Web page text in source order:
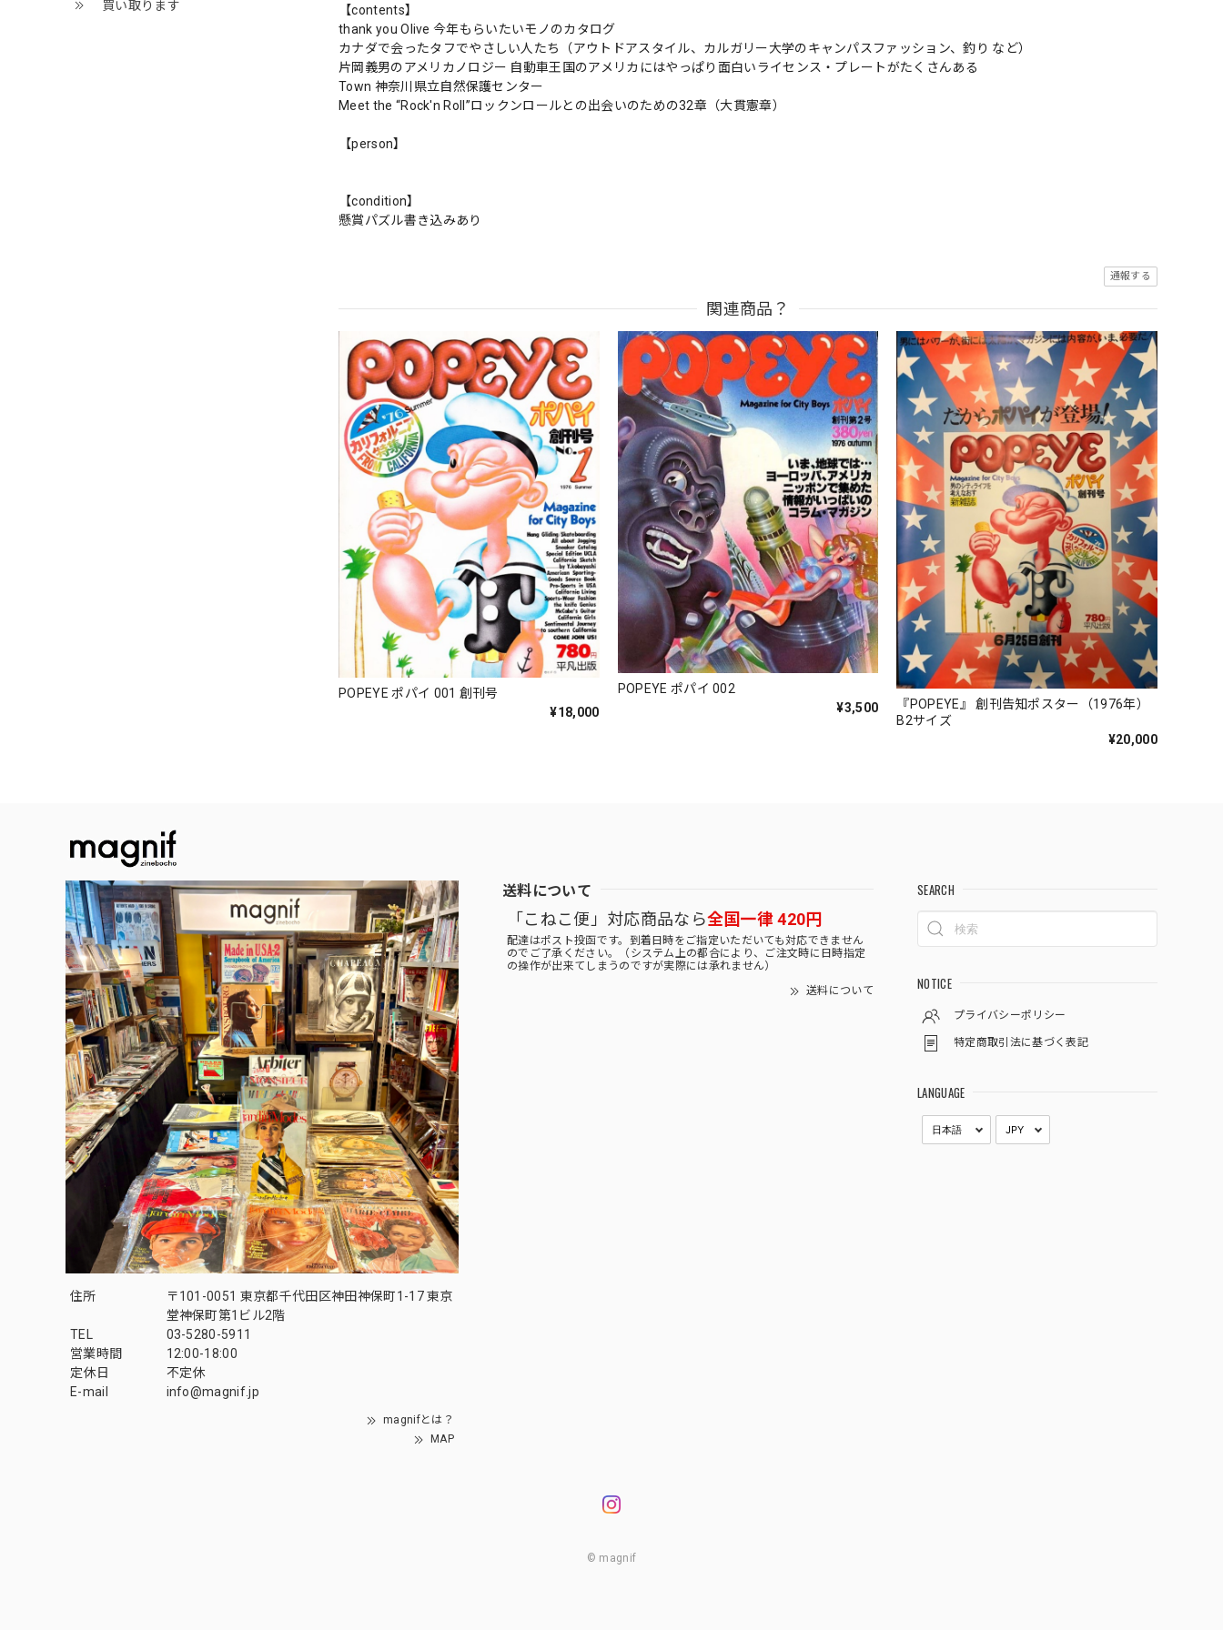
買い取ります
【contents】
thank you Olive 今年もらいたいモノのカタログ
カナダで会ったタフでやさしい人たち（アウトドアスタイル、カルガリー大学のキャンパスファッション、釣り など）
片岡義男のアメリカノロジー 自動車王国のアメリカにはやっぱり面白いライセンス・プレートがたくさんある
Town 神奈川県立自然保護センター
Meet the “Rock'n Roll”ロックンロールとの出会いのための32章（大貫憲章）
【person】
【condition】
懸賞パズル書き込みあり
通報する
関連商品？
POPEYE ポパイ 001 創刊号
¥18,000
POPEYE ポパイ 002
¥3,500
『POPEYE』 創刊告知ポスター（1976年）
B2サイズ
¥20,000
住所
〒101-0051 東京都千代田区神田神保町1-17 東京
堂神保町第1ビル2階
TEL
03-5280-5911
営業時間
12:00-18:00
定休日
不定休
E-mail
info@magnif.jp
magnifとは？
MAP
送料について
「こねこ便」対応商品なら全国一律 420円
配達はポスト投函です。到着日時をご指定いただいても対応できません
のでご了承ください。（システム上の都合により、ご注文時に日時指定
の操作が出来てしまうのですが実際には承れません）
送料について
SEARCH
NOTICE
プライバシーポリシー
特定商取引法に基づく表記
LANGUAGE
© magnif